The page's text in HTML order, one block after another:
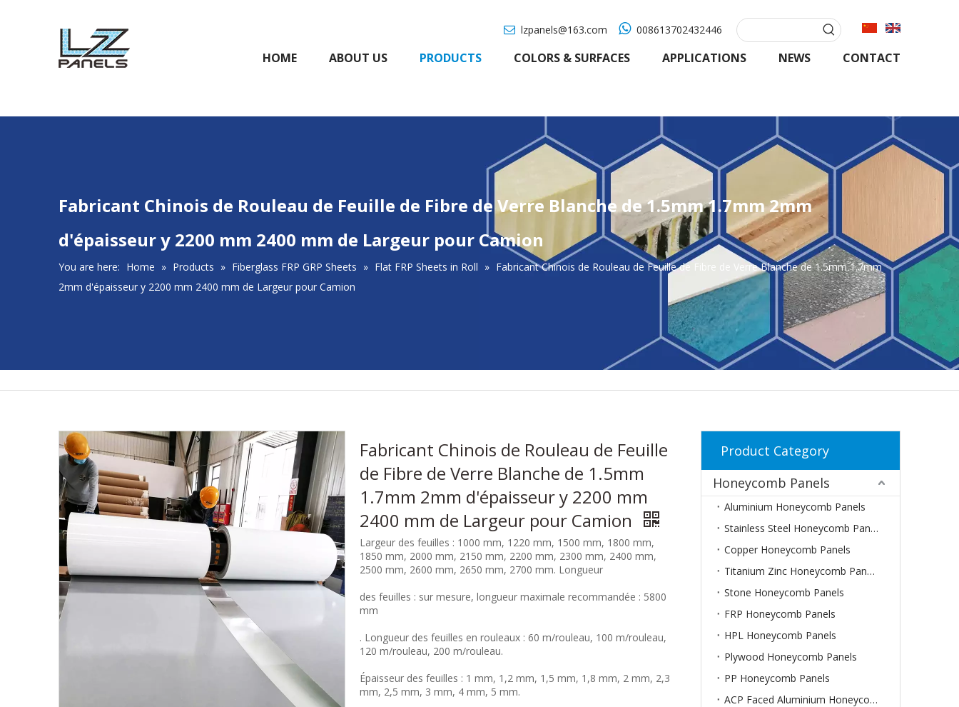
 lzpanels@163.com 008613702432446
HOME ABOUT US PRODUCTS COLORS & SURFACES APPLICATIONS NEWS CONTACT
Fabricant Chinois de Rouleau de Feuille de Fibre de Verre Blanche de 1.5mm 1.7mm 2mm
d'épaisseur y 2200 mm 2400 mm de Largeur pour Camion
You are here: Home » Products » Fiberglass FRP GRP Sheets » Flat FRP Sheets in Roll » Fabricant Chinois de Rouleau de Feuille de Fibre de Verre Blanche de 1.5mm 1.7mm
2mm d'épaisseur y 2200 mm 2400 mm de Largeur pour Camion
Fabricant Chinois de Rouleau de Feuille
de Fibre de Verre Blanche de 1.5mm
1.7mm 2mm d'épaisseur y 2200 mm
2400 mm de Largeur pour Camion
Largeur des feuilles : 1000 mm, 1220 mm, 1500 mm, 1800 mm,
1850 mm, 2000 mm, 2150 mm, 2200 mm, 2300 mm, 2400 mm,
2500 mm, 2600 mm, 2650 mm, 2700 mm. Longueur
des feuilles : sur mesure, longueur maximale recommandée : 5800
mm
. Longueur des feuilles en rouleaux : 60 m/rouleau, 100 m/rouleau,
120 m/rouleau, 200 m/rouleau.
Épaisseur des feuilles : 1 mm, 1,2 mm, 1,5 mm, 1,8 mm, 2 mm, 2,3
mm, 2,5 mm, 3 mm, 4 mm, 5 mm.
Product Category
Honeycomb Panels
Aluminium Honeycomb Panels
Stainless Steel Honeycomb Panels
Copper Honeycomb Panels
Titanium Zinc Honeycomb Panels
Stone Honeycomb Panels
FRP Honeycomb Panels
HPL Honeycomb Panels
Plywood Honeycomb Panels
PP Honeycomb Panels
ACP Faced Aluminium Honeycomb Panels